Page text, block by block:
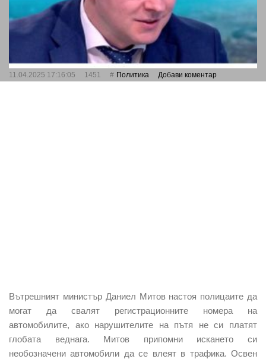
11.04.2025 17:16:05 1451 Политика Добави коментар
Вътрешният министър Даниел Митов настоя полицаите да
могат да свалят регистрационните номера на
автомобилите, ако нарушителите на пътя не си платят
глобата веднага. Митов припомни искането си
необозначени автомобили да се влеят в трафика. Освен